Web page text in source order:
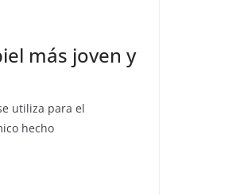
más joven y
utiliza para el
hecho